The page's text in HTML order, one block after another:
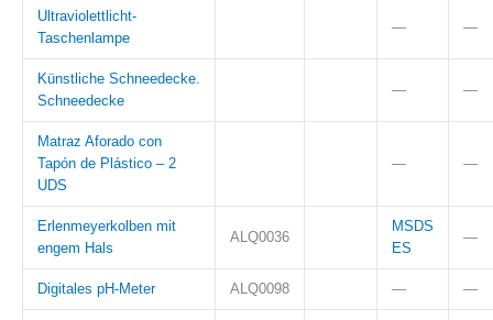
Ultraviolettlicht-
Taschenlampe
— —
Künstliche Schneedecke.
Schneedecke
— —
Matraz Aforado con
Tapón de Plástico – 2
UDS
— —
Erlenmeyerkolben mit
engem Hals
ALQ0036
MSDS
ES
—
Digitales pH-Meter ALQ0098 — —